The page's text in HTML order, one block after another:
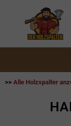
>> Alle Holzspalter